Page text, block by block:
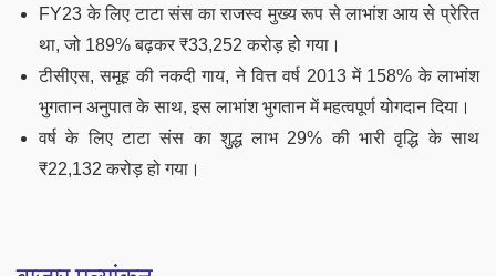
FY23 के लिए टाटा संस का राजस्व मुख्य रूप से लाभांश आय से प्रेरित
था, जो 189% बढ़कर ₹33,252 करोड़ हो गया।
टीसीएस, समूह की नकदी गाय, ने वित्त वर्ष 2013 में 158% के लाभांश
भुगतान अनुपात के साथ, इस लाभांश भुगतान में महत्वपूर्ण योगदान दिया।
वर्ष के लिए टाटा संस का शुद्ध लाभ 29% की भारी वृद्धि के साथ
₹22,132 करोड़ हो गया।